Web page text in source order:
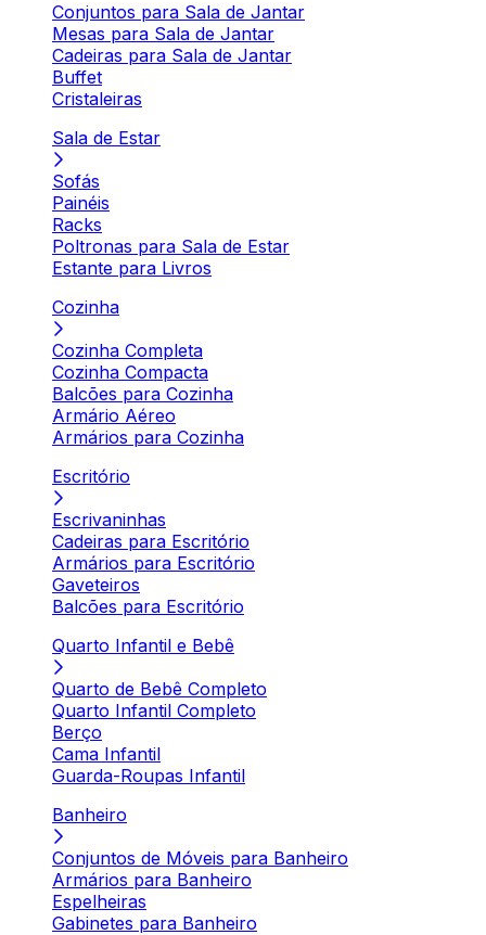
Conjuntos para Sala de Jantar
Mesas para Sala de Jantar
Cadeiras para Sala de Jantar
Buffet
Cristaleiras
Sala de Estar
Sofás
Painéis
Racks
Poltronas para Sala de Estar
Estante para Livros
Cozinha
Cozinha Completa
Cozinha Compacta
Balcões para Cozinha
Armário Aéreo
Armários para Cozinha
Escritório
Escrivaninhas
Cadeiras para Escritório
Armários para Escritório
Gaveteiros
Balcões para Escritório
Quarto Infantil e Bebê
Quarto de Bebê Completo
Quarto Infantil Completo
Berço
Cama Infantil
Guarda-Roupas Infantil
Banheiro
Conjuntos de Móveis para Banheiro
Armários para Banheiro
Espelheiras
Gabinetes para Banheiro